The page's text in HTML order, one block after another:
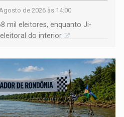
de 2026 às 14:00
mil eleitores, enquanto Ji-
do interior